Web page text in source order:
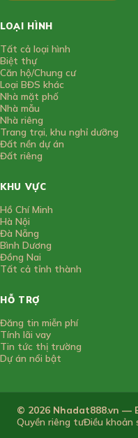
LOẠI HÌNH
Tất cả loại hình
Biệt thự
Căn hộ/Chung cư
Loại BĐS khác
Nhà mặt phố
Nhà mẫu
Nhà riêng
Trang trại, khu nghỉ dưỡng
Đất nền dự án
Đất riêng
KHU VỰC
Hồ Chí Minh
Hà Nội
Đà Nẵng
Bình Dương
Đồng Nai
Tất cả tỉnh thành
HỖ TRỢ
Đăng tin miễn phí
Tính lãi vay
Tin tức thị trường
Dự án nổi bật
© 2026 Nhadat888.vn —
Quyền riêng tưĐiều khoản